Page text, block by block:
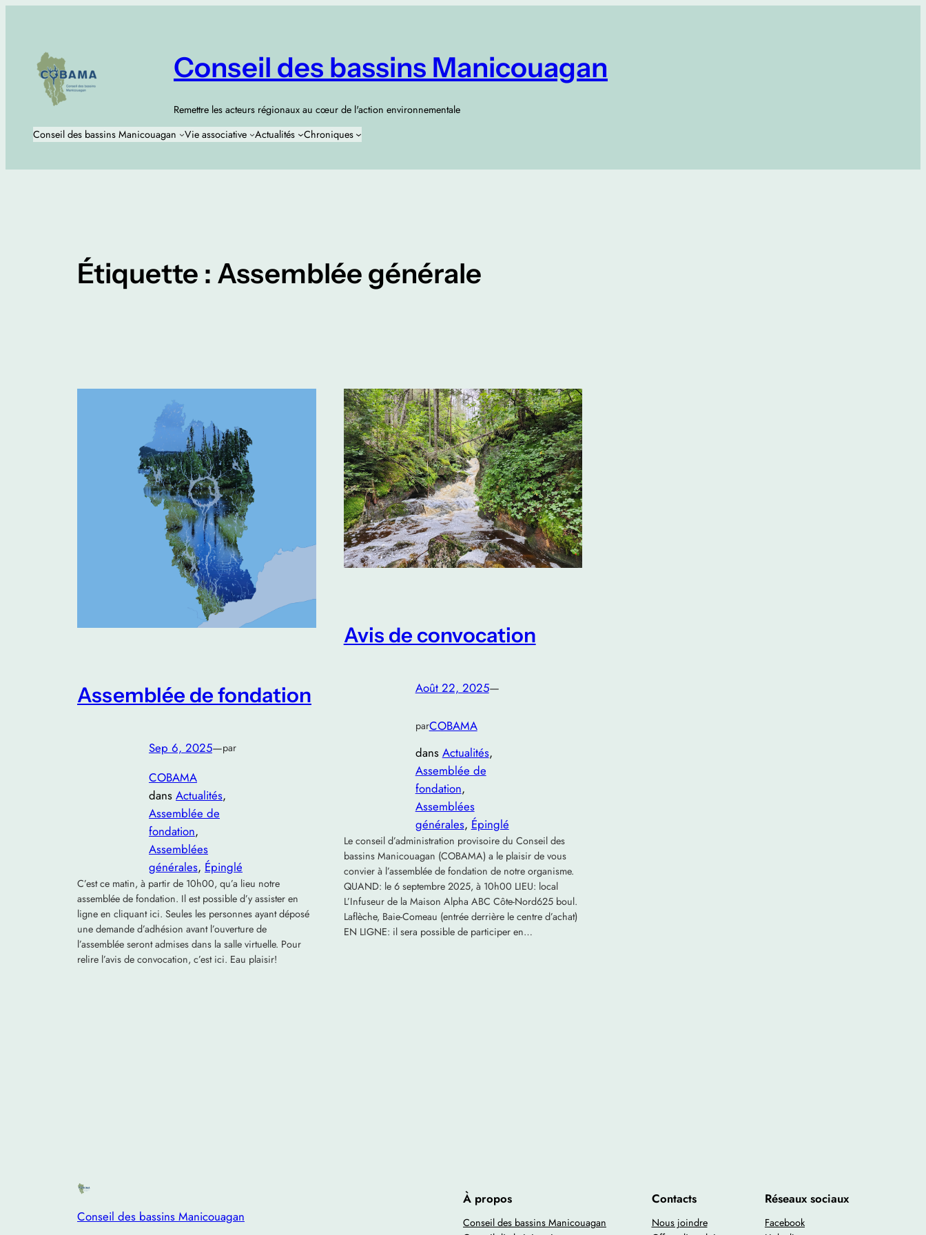
contenu
Conseil des bassins Manicouagan
Remettre les acteurs régionaux au cœur de l'action environnementale
Conseil des bassins Manicouagan
Vie associative Actualités Chroniques
Étiquette : Assemblée générale
Assemblée de fondation
Sep 6, 2025—par
COBAMA
dans Actualités
Assemblée de
fondation
Assemblées
générales, Épinglé
C’est ce matin, à partir de 10h00, qu’a lieu notre
assemblée de fondation. Il est possible d’y assister en
ligne en cliquant ici. Seules les personnes ayant déposé
une demande d’adhésion avant l’ouverture de
l’assemblée seront admises dans la salle virtuelle. Pour
relire l’avis de convocation, c’est ici. Eau plaisir!
Avis de convocation
Août 22, 2025—
parCOBAMA
dans Actualités
Assemblée de
fondation
Assemblées
générales, Épinglé
Le conseil d’administration provisoire du Conseil des
bassins Manicouagan (COBAMA) a le plaisir de vous
convier à l’assemblée de fondation de notre organisme.
QUAND: le 6 septembre 2025, à 10h00 LIEU: local
L’Infuseur de la Maison Alpha ABC Côte-Nord625 boul.
Laflèche, Baie-Comeau (entrée derrière le centre d’achat)
EN LIGNE: il sera possible de participer en…
Conseil des bassins Manicouagan
À propos
Conseil des bassins Manicouagan
Contacts
Nous joindre
Réseaux sociaux
Facebook